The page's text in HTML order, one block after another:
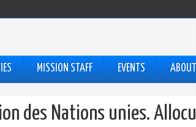
MISSION STAFF EVENTS ABOUT
des Nations unies.